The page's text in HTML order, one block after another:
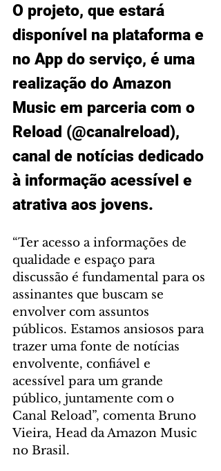
O projeto, que estará
disponível na plataforma e
no App do serviço, é uma
realização do Amazon
Music em parceria com o
Reload (@canalreload),
canal de notícias dedicado
à informação acessível e
atrativa aos jovens.
“Ter acesso a informações de
qualidade e espaço para
discussão é fundamental para os
assinantes que buscam se
envolver com assuntos
públicos. Estamos ansiosos para
trazer uma fonte de notícias
envolvente, confiável e
acessível para um grande
público, juntamente com o
Canal Reload”, comenta Bruno
Vieira, Head da Amazon Music
no Brasil.